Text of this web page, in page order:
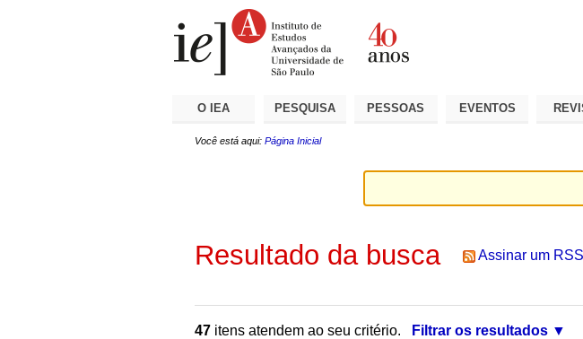
O IEA PESQUISA PESSOAS EVENTOS
Você está aqui: Página Inicial
Resultado da busca Assinar um
47 itens atendem ao seu critério.
Filtrar os resultados